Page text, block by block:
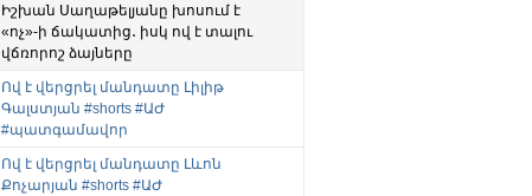
Իշխան Սաղաթելյանը խոսում է
«ոչ»-ի ճակատից․ իսկ ով է տալու
վճռորոշ ձայները
Ով է վերցրել մանդատը Լիլիթ
Գալստյան #shorts #ԱԺ
#պատգամավոր
Ով է վերցրել մանդատը Լևոն
Քոչարյան #shorts #ԱԺ